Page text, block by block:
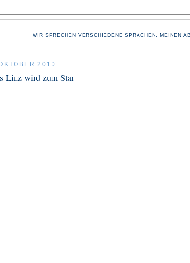
WIR SPRECHEN VERSCHIEDENE SPRACHEN. MEINEN
2010
Linz wird zum Star